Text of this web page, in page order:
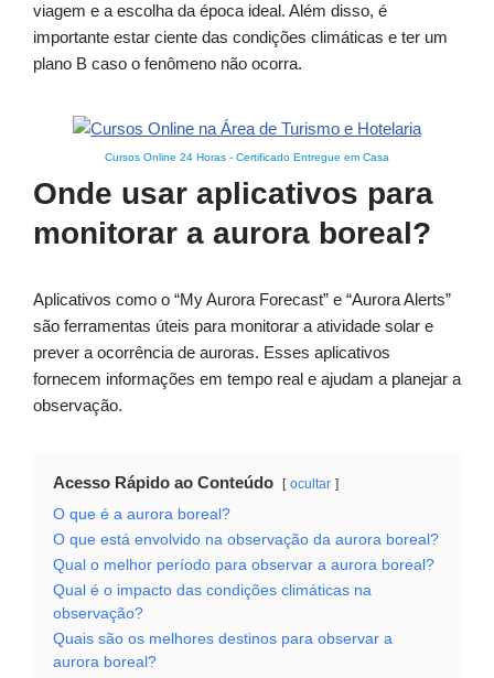
viagem e a escolha da época ideal. Além disso, é
importante estar ciente das condições climáticas e ter um
plano B caso o fenômeno não ocorra.
Cursos Online 24 Horas - Certificado Entregue em Casa
Onde usar aplicativos para
monitorar a aurora boreal?
Aplicativos como o “My Aurora Forecast” e “Aurora Alerts”
são ferramentas úteis para monitorar a atividade solar e
prever a ocorrência de auroras. Esses aplicativos
fornecem informações em tempo real e ajudam a planejar a
observação.
Acesso Rápido ao Conteúdo ocultar
O que é a aurora boreal?
O que está envolvido na observação da aurora boreal?
Qual o melhor período para observar a aurora boreal?
Qual é o impacto das condições climáticas na
observação?
Quais são os melhores destinos para observar a
aurora boreal?